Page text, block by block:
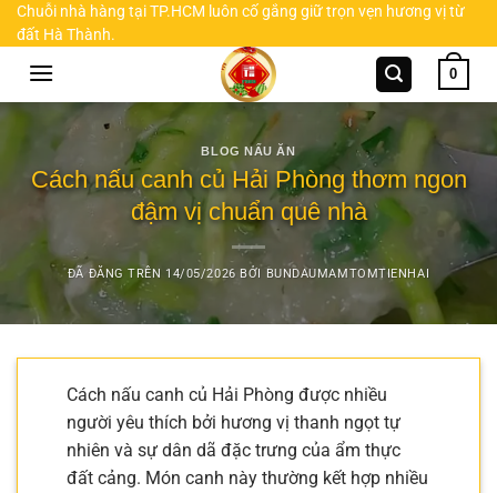
Chuyển
đến
Chuỗi nhà hàng tại TP.HCM luôn cố gắng giữ trọn vẹn hương vị từ
đất Hà Thành.
0
BLOG NẤU ĂN
Cách nấu canh củ Hải Phòng thơm ngon
đậm vị chuẩn quê nhà
ĐÃ ĐĂNG TRÊN 14/05/2026 BỞI BUNDAUMAMTOMTIENHAI
Cách nấu canh củ Hải Phòng được nhiều
người yêu thích bởi hương vị thanh ngọt tự
nhiên và sự dân dã đặc trưng của ẩm thực
đất cảng. Món canh này thường kết hợp nhiều